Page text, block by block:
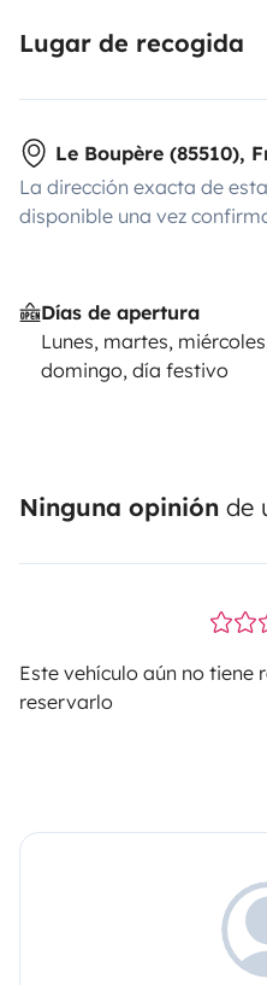
Lugar de recogida
Le Boupère (85510),
La dirección exacta de
disponible una vez
Días de apertura
Lunes, martes,
domingo, día festivo
Ninguna opinión de
Este vehículo aún no tiene
reservarlo